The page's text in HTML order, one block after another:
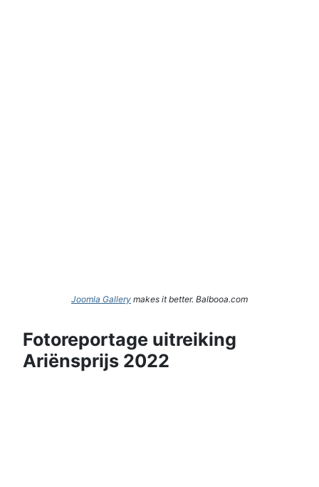
Joomla Gallery makes it better. Balbooa.com
Fotoreportage uitreiking
Ariënsprijs 2022